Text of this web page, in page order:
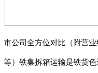
市公司全方位对比（附营
等）铁集拆箱运输是铁货